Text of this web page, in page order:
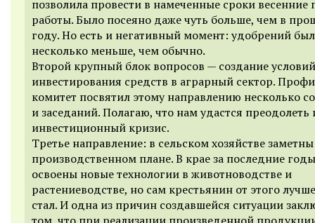
позволила провести в намеченные сроки весенние
работы. Было посеяно даже чуть больше, чем в
году. Но есть и негативный момент: удобрений
несколько меньше, чем обычно.
Второй крупный блок вопросов — создание
инвестирования средств в аграрный сектор.
комитет посвятил этому направлению несколько
и заседаний. Полагаю, что нам удастся преодолеть
инвестиционный кризис.
Третье направление: в сельском хозяйстве
производственном плане. В крае за последние
освоены новые технологии в животноводстве и
растениеводстве, но сам крестьянин от этого
стал. И одна из причин создавшейся ситуации